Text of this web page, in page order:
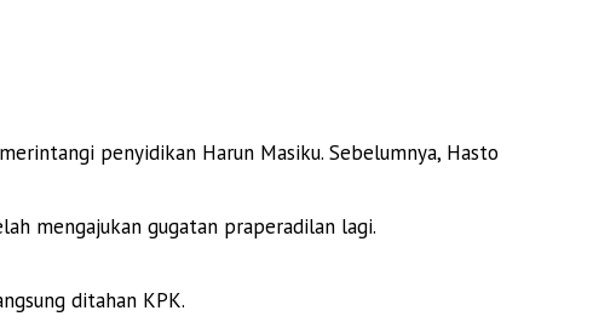
penyidikan Harun Masiku. Sebelumnya, Hasto
mengajukan gugatan praperadilan lagi.
ditahan KPK.